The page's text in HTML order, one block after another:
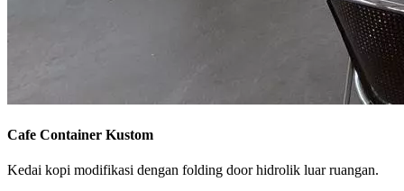
Cafe Container Kustom
Kedai kopi modifikasi dengan folding door hidrolik luar ruangan.